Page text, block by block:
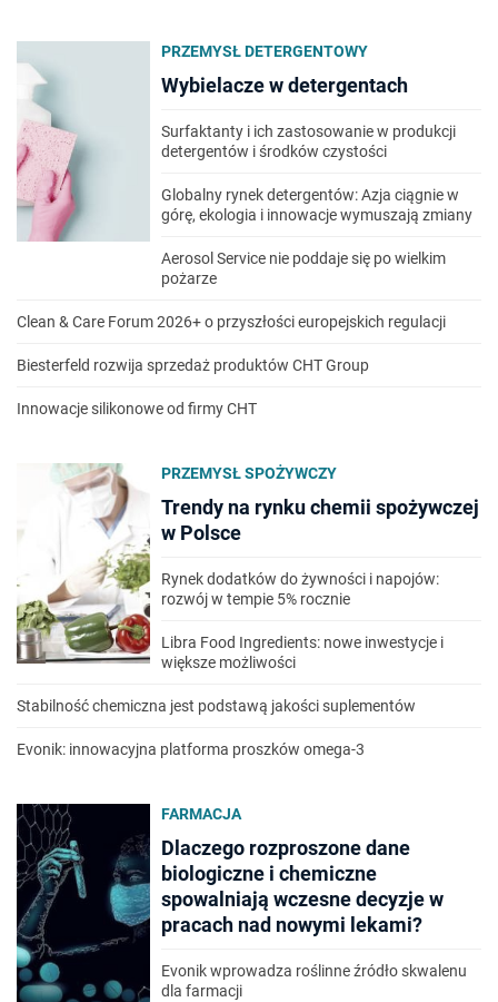
PRZEMYSŁ DETERGENTOWY
Wybielacze w detergentach
Surfaktanty i ich zastosowanie w produkcji
detergentów i środków czystości
Globalny rynek detergentów: Azja ciągnie w
górę, ekologia i innowacje wymuszają zmiany
Aerosol Service nie poddaje się po wielkim
pożarze
Clean & Care Forum 2026+ o przyszłości europejskich regulacji
Biesterfeld rozwija sprzedaż produktów CHT Group
Innowacje silikonowe od firmy CHT
PRZEMYSŁ SPOŻYWCZY
Trendy na rynku chemii spożywczej
w Polsce
Rynek dodatków do żywności i napojów:
rozwój w tempie 5% rocznie
Libra Food Ingredients: nowe inwestycje i
większe możliwości
Stabilność chemiczna jest podstawą jakości suplementów
Evonik: innowacyjna platforma proszków omega-3
FARMACJA
Dlaczego rozproszone dane
biologiczne i chemiczne
spowalniają wczesne decyzje w
pracach nad nowymi lekami?
Evonik wprowadza roślinne źródło skwalenu
dla farmacji